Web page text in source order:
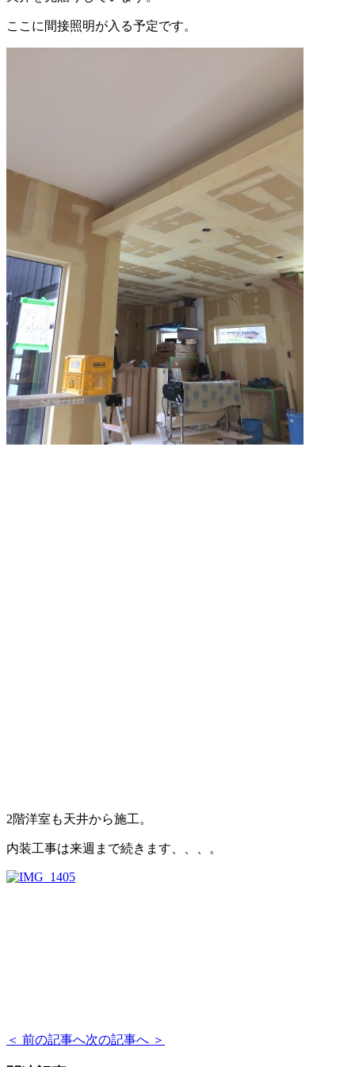
ここに間接照明が入る予定です。
2階洋室も天井から施工。
内装工事は来週まで続きます、、、。
＜ 前の記事へ次の記事へ ＞